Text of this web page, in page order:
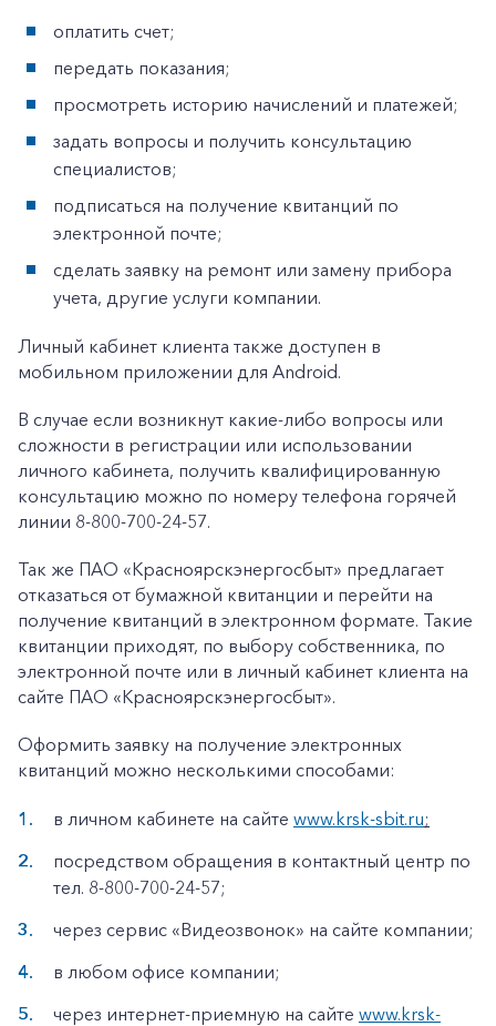
+7-800-700-24-57
Заказать обратный звонок
Частным клиентам
Корпоративным клиентам
оплатить счет;
передать показания;
просмотреть историю начислений и платежей;
задать вопросы и получить консультацию
специалистов;
подписаться на получение квитанций по
электронной почте;
сделать заявку на ремонт или замену прибора
учета, другие услуги компании.
Личный кабинет клиента также доступен в
мобильном приложении для Android.
В случае если возникнут какие-либо вопросы или
сложности в регистрации или использовании
личного кабинета, получить квалифицированную
консультацию можно по номеру телефона горячей
линии 8-800-700-24-57.
Так же ПАО «Красноярскэнергосбыт» предлагает
отказаться от бумажной квитанции и перейти на
получение квитанций в электронном формате. Такие
квитанции приходят, по выбору собственника, по
электронной почте или в личный кабинет клиента на
сайте ПАО «Красноярскэнергосбыт».
Оформить заявку на получение электронных
квитанций можно несколькими способами:
в личном кабинете на сайте www.krsk-sbit.ru;
посредством обращения в контактный центр по
тел. 8-800-700-24-57;
через сервис «Видеозвонок» на сайте компании;
в любом офисе компании;
через интернет-приемную на сайте www.krsk-